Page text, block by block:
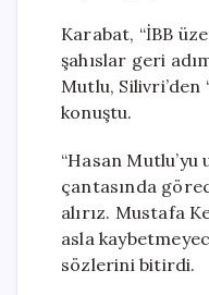
Karabat, “İBB
şahıslar geri
Mutlu, Silivri’den
konuştu.
“Hasan
çantasında
alırız. Mustafa
asla
sözlerini bitirdi.